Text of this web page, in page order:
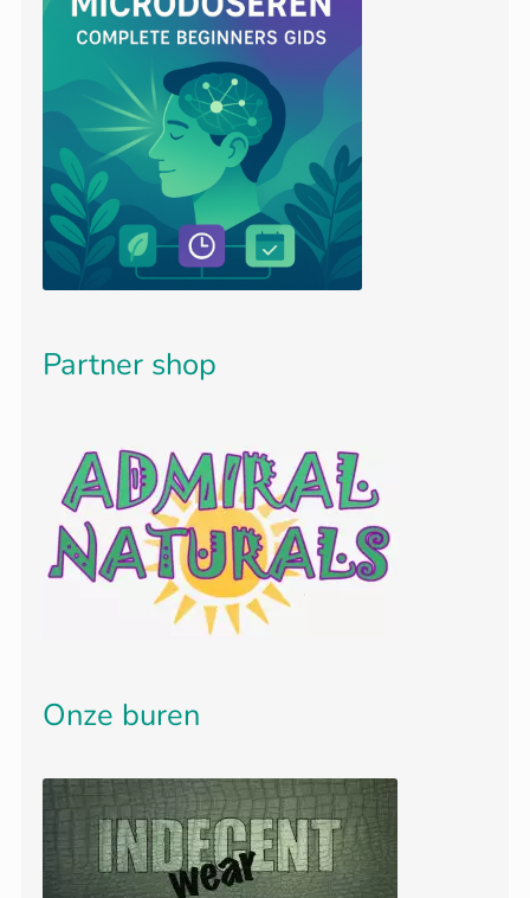
Partner shop
Onze buren